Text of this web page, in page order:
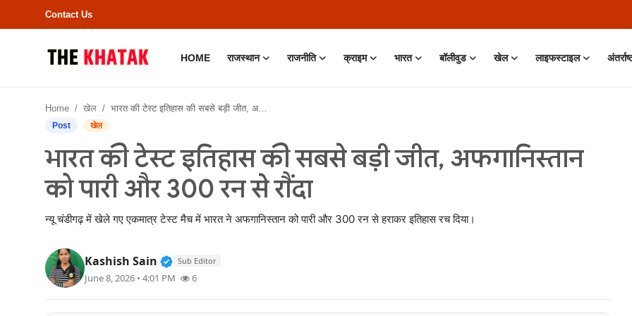
Contact Us
HOME राजस्थान राजनीति क्राइम भारत बॉलीवुड खेल लाइफस्टाइल
Contact Us
राजस्थान
राजनीति
Home खेल भारत की टेस्ट इतिहास की सबसे बड़ी जीत, अफगानिस्तान को पारी और 300 रन से रौंदा
Post खेल
भारत की टेस्ट इतिहास की सबसे बड़ी जीत, अफगानिस्तान
को पारी और 300 रन से रौंदा
न्यू चंडीगढ़ में खेले गए एकमात्र टेस्ट मैच में भारत ने अफगानिस्तान को पारी और 300 रन से हराकर इतिहास रच दिया।
Kashish Sain Verified Public Figure • 11 Jun, 2026
Sub Editor
June 8, 2026 • 4:01 PM 6